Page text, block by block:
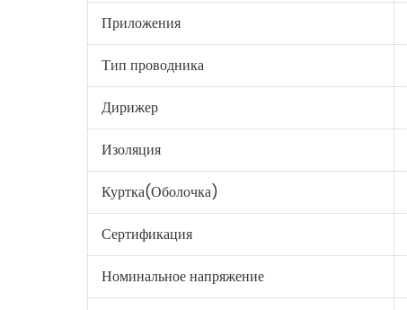
Приложения
Тип проводника
Дирижер
Изоляция
Куртка(Оболочка)
Сертификация
Номинальное напряжение